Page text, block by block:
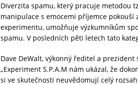
Diverzita spamu, který pracuje metodou
manipulace s emocemi příjemce
experimentu, umožňuje výzkumníkům
spamu. V posledních pěti letech tato
Dave DeWalt, výkonný ředitel a
„Experiment S.P.A.M nám ukázal, že
si ve skutečnosti neuvědomují celý